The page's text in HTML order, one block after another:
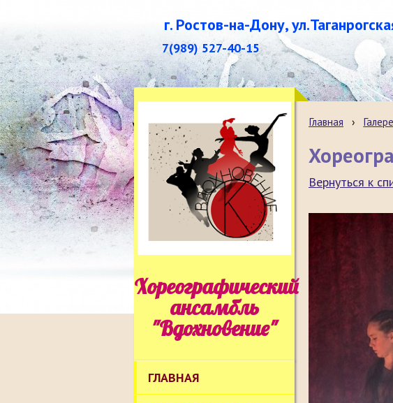
г. Ростов-на-Дону,
7(989) 527-40-15
Хореографический
ансамбль
"Вдохновение"
ГЛАВНАЯ
Главная ›
Вернуться к